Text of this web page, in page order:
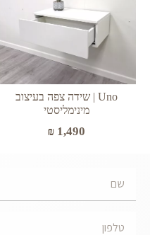
Uno | שידה צפה בעיצוב
מינימליסטי
₪ 1,490